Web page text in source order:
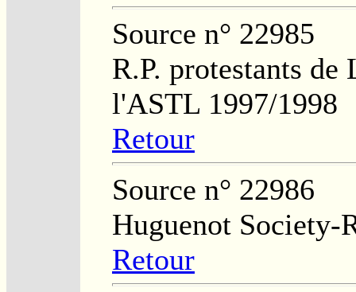
Source n° 22985
R.P. protestants
l'ASTL 1997/1998
Retour
Source n° 22986
Huguenot Society-
Retour